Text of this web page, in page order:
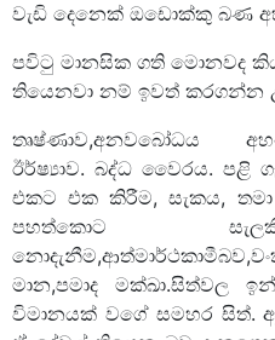
වැඩි දෙනෙක් ඔඩොක්කු බණ
පවිටු මානසික ගති මොනවද
තියෙනවා නම් ඉවත් කරගන්න
තෘෂ්ණාව,අනවබෝධය
ඊර්ෂ්‍යාව. බද්ධ වෛරය. පළි
එකට එක කිරීම, සැකය,
පහත්කොට
මාන,පමාද මක්ඛා.සිත්වල
විමානයක් වගේ සමහර සිත්.